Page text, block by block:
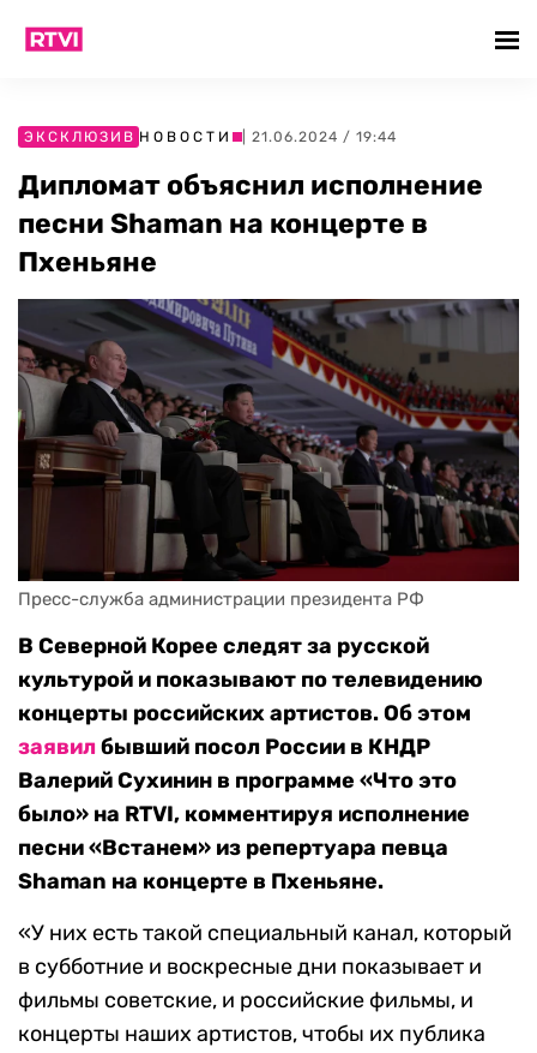
ЭКСКЛЮЗИВ НОВОСТИ | 21.06.2024 / 19:44
Дипломат объяснил исполнение
песни Shaman на концерте в
Пхеньяне
Пресс-служба администрации президента РФ
В Северной Корее следят за русской
культурой и показывают по телевидению
концерты российских артистов. Об этом
заявилбывший посол России в КНДР
Валерий Сухинин в программе «Что это
было» на RTVI, комментируя исполнение
песни «Встанем» из репертуара певца
Shaman на концерте в Пхеньяне.
«У них есть такой специальный канал, который
в субботние и воскресные дни показывает и
фильмы советские, и российские фильмы, и
концерты наших артистов, чтобы их публика